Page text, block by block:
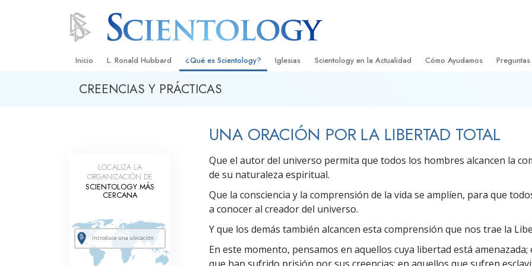
Inicio L. Ronald Hubbard ¿Qué es Scientology?
Creencias y Prácticas
Qué dicen los Scientologists acerca de
Conoce a un Scientologist
Dentro de una Iglesia
Los Principios Básicos de Scientology
Iglesias
Organizaciones Avanzadas
Base en Tierra de Flag
Llevando Scientology al Mundo
Scientology en la Actualidad
David Miscavige: Líder Eclesiástico de
Cómo Ayudamos
Criminon
Narconon
Comisión de Ciudadanos por
La
CREENCIAS Y PRÁCTICAS
UNA ORACIÓN POR LA LIBERTAD TOTAL
Que el autor del universo permita que todos los hombres alcancen la
de su naturaleza espiritual.
Que la consciencia y la comprensión de la vida se amplíen, para que
a conocer al creador del universo.
Y que los demás también alcancen esta comprensión que nos trae la
En este momento, pensamos en aquellos cuya libertad está amenazada;
LOCALIZA LA
ORGANIZACIÓN DE
SCIENTOLOGY MÁS
CERCANA